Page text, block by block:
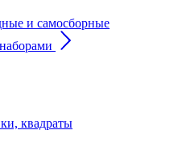
и самосборные
квадраты